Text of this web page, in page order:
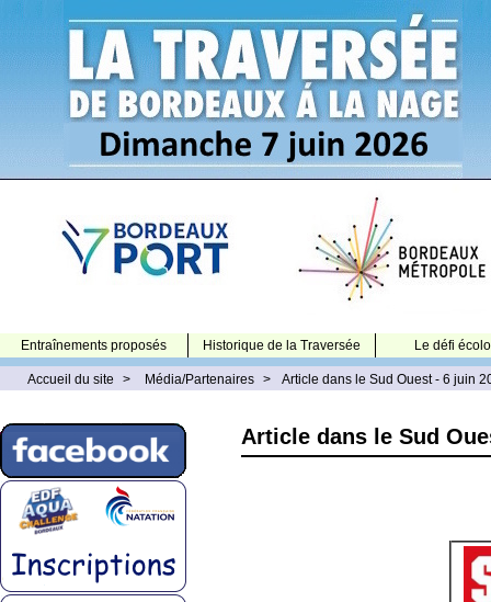
Entraînements proposés Historique de la Traversée Le défi
Accueil du site > Média/Partenaires > Article dans le Sud Ouest - 6 juin
Article dans le Sud